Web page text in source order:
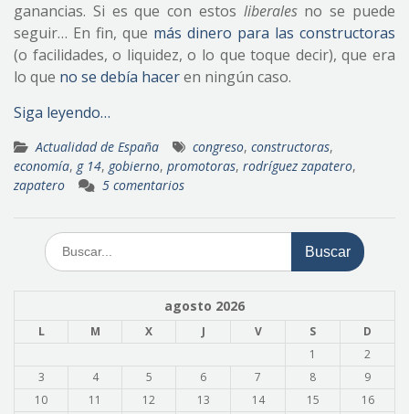
ganancias. Si es que con estos liberalesno se puede
seguir… En fin, que más dinero para las constructoras
(o facilidades, o liquidez, o lo que toque decir), que era
lo que no se debía haceren ningún caso.
Siga leyendo…
Actualidad de España congreso, constructoras,
economía, g 14, gobierno, promotoras, rodríguez zapatero,
zapatero
5 comentarios
Buscar:
agosto 2026
L M X J V S
D
1
2
3
4 5 6 7 8
9
10
11 12 13 14 15
16